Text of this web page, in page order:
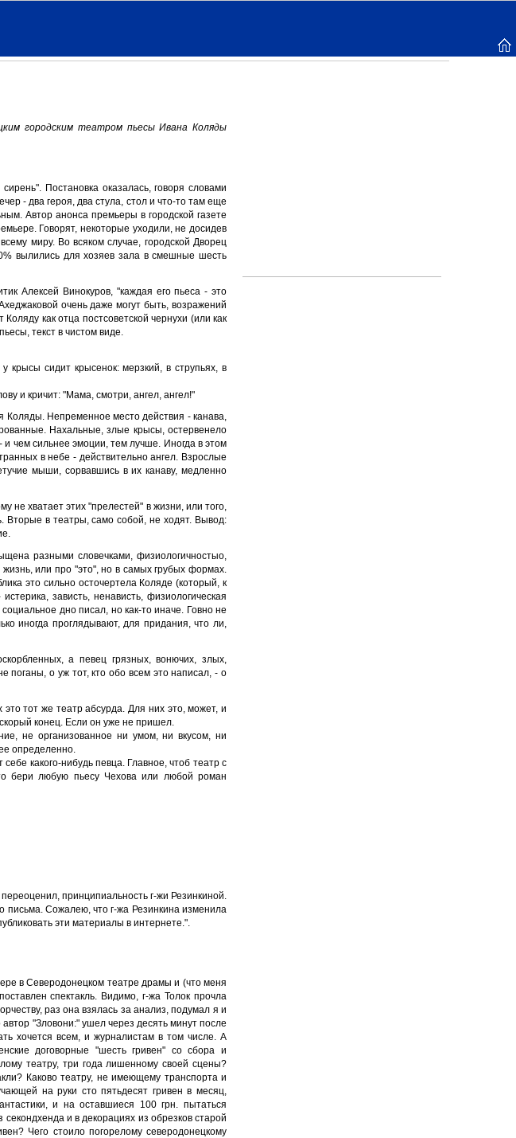
городским театром пьесы Ивана Коляды
Постановка оказалась, говоря словами
- два героя, два стула, стол и что-то там еще
Автор анонса премьеры в городской газете
Говорят, некоторые уходили, не досидев
миру. Во всяком случае, городской Дворец
вылились для хозяев зала в смешные шесть
Алексей Винокуров, "каждая его пьеса - это
очень даже могут быть, возражений
как отца постсоветской чернухи (или как
текст в чистом виде.
крысы сидит крысенок: мерзкий, в струпьях, в
и кричит: "Мама, смотри, ангел, ангел!"
Коляды. Непременное место действия - канава,
Нахальные, злые крысы, остервенело
чем сильнее эмоции, тем лучше. Иногда в этом
в небе - действительно ангел. Взрослые
мыши, сорвавшись в их канаву, медленно
не хватает этих "прелестей" в жизни, или того,
Вторые в театры, само собой, не ходят. Вывод:
разными словечками, физиологичностыо,
или про "это", но в самых грубых формах.
это сильно осточертела Коляде (который, к
зависть, ненависть, физиологическая
дно писал, но как-то иначе. Говно не
иногда проглядывают, для придания, что ли,
а певец грязных, вонючих, злых,
поганы, о уж тот, кто обо всем это написал, - о
тот же театр абсурда. Для них это, может, и
конец. Если он уже не пришел.
не организованное ни умом, ни вкусом, ни
определенно.
какого-нибудь певца. Главное, чтоб театр с
бери любую пьесу Чехова или любой роман
принципиальность г-жи Резинкиной.
письма. Сожалею, что г-жа Резинкина изменила
эти материалы в интернете.".
в Северодонецком театре драмы и (что меня
спектакль. Видимо, г-жа Толок прочла
раз она взялась за анализ, подумал я и
"Зловони:" ушел через десять минут после
хочется всем, и журналистам в том числе. А
договорные "шесть гривен" со сбора и
театру, три года лишенному своей сцены?
Каково театру, не имеющему транспорта и
на руки сто пятьдесят гривен в месяц,
и на оставшиеся 100 грн. пытаться
и в декорациях из обрезков старой
Чего стоило погорелому северодонецкому